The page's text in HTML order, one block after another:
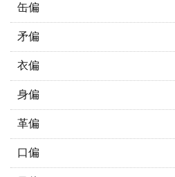
缶偏
矛偏
衣偏
身偏
革偏
口偏